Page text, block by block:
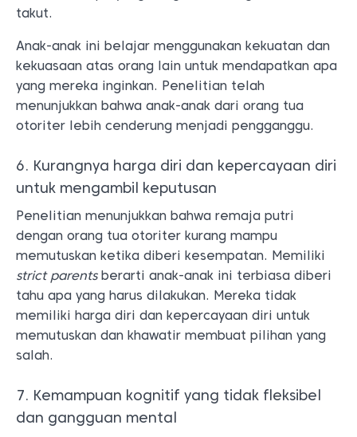
takut.
Anak-anak ini belajar menggunakan kekuatan dan
kekuasaan atas orang lain untuk mendapatkan apa
yang mereka inginkan. Penelitian telah
menunjukkan bahwa anak-anak dari orang tua
otoriter lebih cenderung menjadi pengganggu.
6. Kurangnya harga diri dan kepercayaan diri
untuk mengambil keputusan
Penelitian menunjukkan bahwa remaja putri
dengan orang tua otoriter kurang mampu
memutuskan ketika diberi kesempatan. Memiliki
strict parentsberarti anak-anak ini terbiasa diberi
tahu apa yang harus dilakukan. Mereka tidak
memiliki harga diri dan kepercayaan diri untuk
memutuskan dan khawatir membuat pilihan yang
salah.
7. Kemampuan kognitif yang tidak fleksibel
dan gangguan mental